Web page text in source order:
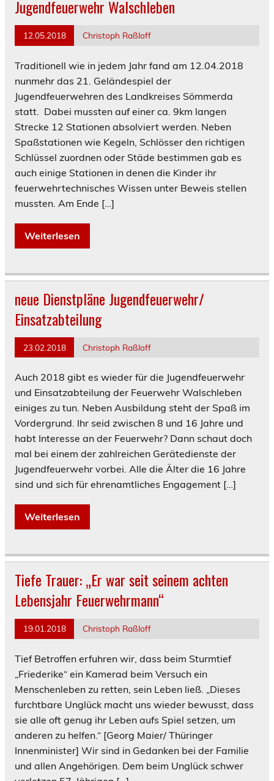
Jugendfeuerwehr Walschleben
12.05.2018 Christoph Raßloff
Traditionell wie in jedem Jahr fand am 12.04.2018
nunmehr das 21. Geländespiel der
Jugendfeuerwehren des Landkreises Sömmerda
statt. Dabei mussten auf einer ca. 9km langen
Strecke 12 Stationen absolviert werden. Neben
Spaßstationen wie Kegeln, Schlösser den richtigen
Schlüssel zuordnen oder Städe bestimmen gab es
auch einige Stationen in denen die Kinder ihr
feuerwehrtechnisches Wissen unter Beweis stellen
mussten. Am Ende […]
Weiterlesen
neue Dienstpläne Jugendfeuerwehr/
Einsatzabteilung
23.02.2018 Christoph Raßloff
Auch 2018 gibt es wieder für die Jugendfeuerwehr
und Einsatzabteilung der Feuerwehr Walschleben
einiges zu tun. Neben Ausbildung steht der Spaß im
Vordergrund. Ihr seid zwischen 8 und 16 Jahre und
habt Interesse an der Feuerwehr? Dann schaut doch
mal bei einem der zahlreichen Gerätedienste der
Jugendfeuerwehr vorbei. Alle die Älter die 16 Jahre
sind und sich für ehrenamtliches Engagement […]
Weiterlesen
Tiefe Trauer: „Er war seit seinem achten
Lebensjahr Feuerwehrmann“
19.01.2018 Christoph Raßloff
Tief Betroffen erfuhren wir, dass beim Sturmtief
„Friederike“ ein Kamerad beim Versuch ein
Menschenleben zu retten, sein Leben ließ. „Dieses
furchtbare Unglück macht uns wieder bewusst, dass
sie alle oft genug ihr Leben aufs Spiel setzen, um
anderen zu helfen.“ [Georg Maier/ Thüringer
Innenminister] Wir sind in Gedanken bei der Familie
und allen Angehörigen. Dem beim Unglück schwer